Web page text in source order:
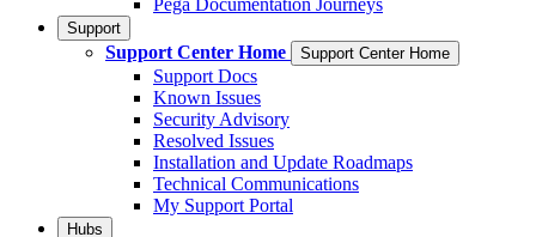
Pega Documentation Journeys
Support
Support Center Home Support Center Home
Support Docs
Known Issues
Security Advisory
Resolved Issues
Installation and Update Roadmaps
Technical Communications
My Support Portal
Hubs